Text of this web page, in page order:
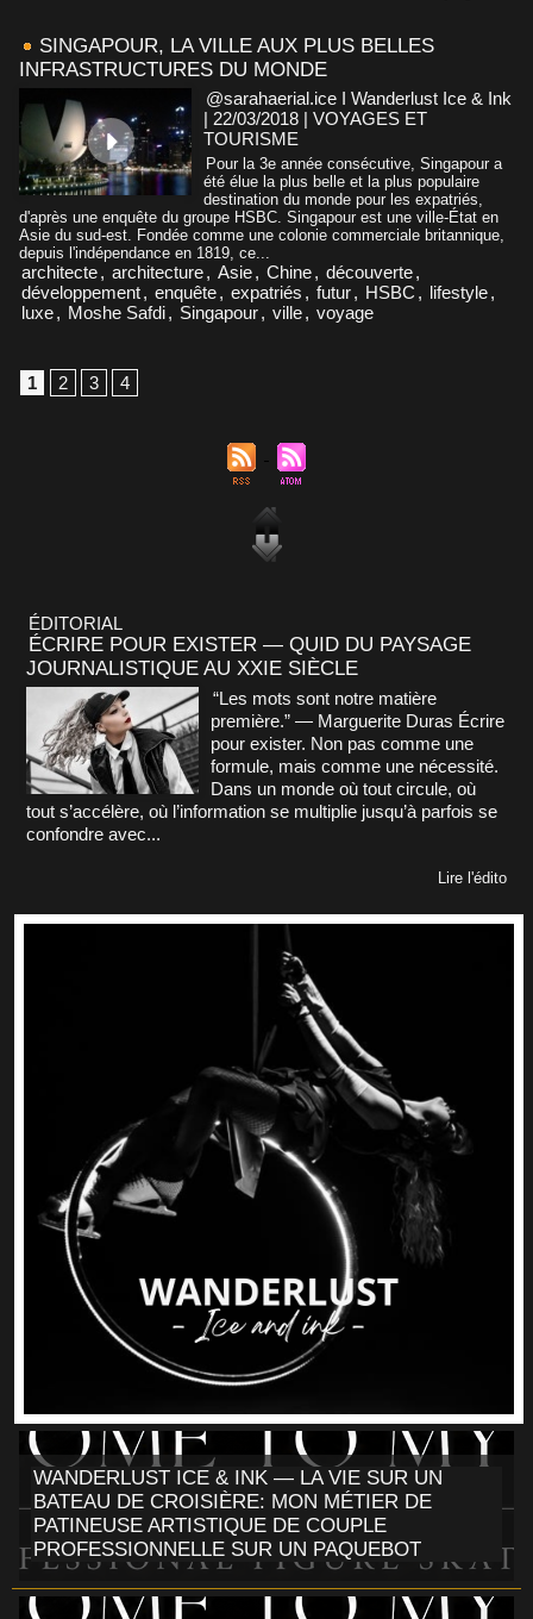
SINGAPOUR, LA VILLE AUX PLUS BELLES
INFRASTRUCTURES DU MONDE
@sarahaerial.ice I Wanderlust Ice & Ink
| 22/03/2018 | VOYAGES ET
TOURISME
Pour la 3e année consécutive, Singapour a
été élue la plus belle et la plus populaire
destination du monde pour les expatriés,
d'après une enquête du groupe HSBC. Singapour est une ville-État en
Asie du sud-est. Fondée comme une colonie commerciale britannique,
depuis l'indépendance en 1819, ce...
architecte, architecture, Asie, Chine, découverte,
développement, enquête, expatriés , futur, HSBC , lifestyle,
luxe, Moshe Safdi, Singapour, ville, voyage
1 2 3 4
ÉDITORIAL
ÉCRIRE POUR EXISTER — QUID DU PAYSAGE
JOURNALISTIQUE AU XXIE SIÈCLE
“Les mots sont notre matière
première.” — Marguerite Duras Écrire
pour exister. Non pas comme une
formule, mais comme une nécessité.
Dans un monde où tout circule, où
tout s’accélère, où l’information se multiplie jusqu’à parfois se
confondre avec...
Lire l'édito
WANDERLUST ICE & INK — LA VIE SUR UN
BATEAU DE CROISIÈRE: MON MÉTIER DE
PATINEUSE ARTISTIQUE DE COUPLE
PROFESSIONNELLE SUR UN PAQUEBOT